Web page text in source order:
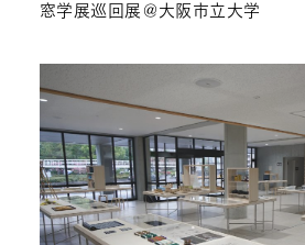
窓学展巡回展＠大阪市立大学